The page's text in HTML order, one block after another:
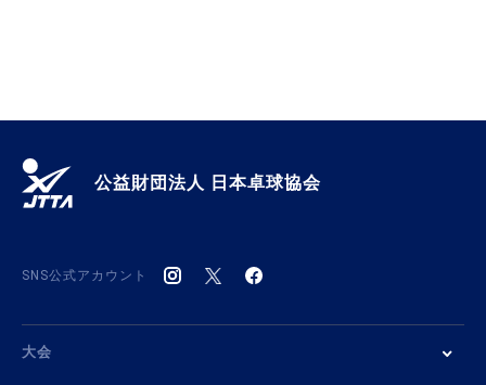
公益財団法人 日本卓球協会
SNS公式アカウント
大会